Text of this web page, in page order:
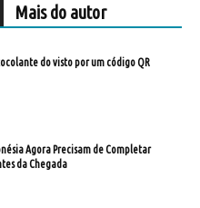
Mais do autor
do visto por um código QR
Agora Precisam de Completar
da Chegada